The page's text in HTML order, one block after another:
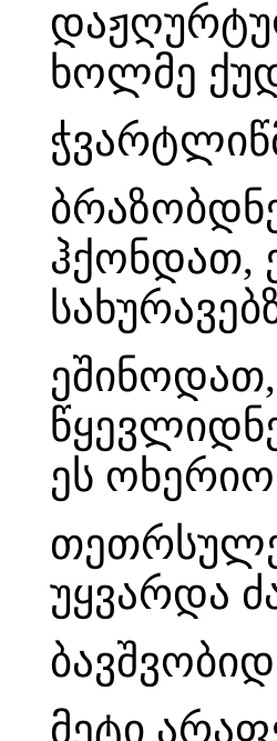
ხოლმე
ჰქონდათ,
ეს
უყვარდა
მეტი